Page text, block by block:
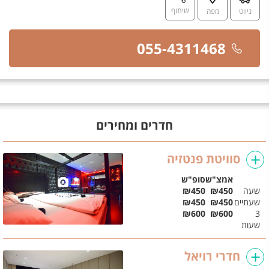
ניווט מפה שיתוף
055-4311468
חדרים ומחירים
סוויטת פנטזיה
תמונות
אמצ"שסופ"ש
שעה
₪450
₪450
שעתיים₪450
₪450
3
שעות
₪600
₪600
חדרי רויאל